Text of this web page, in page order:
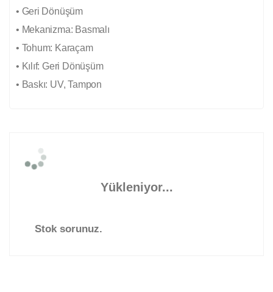
• Geri Dönüşüm
• Mekanizma: Basmalı
• Tohum: Karaçam
• Kılıf: Geri Dönüşüm
• Baskı: UV, Tampon
Yükleniyor...
Stok sorunuz.